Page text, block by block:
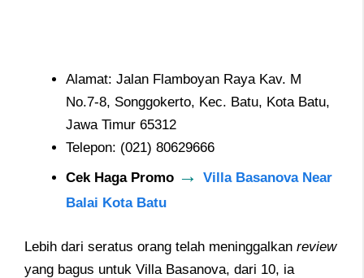
Alamat: Jalan Flamboyan Raya Kav. M
No.7-8, Songgokerto, Kec. Batu, Kota Batu,
Jawa Timur 65312
Telepon: (021) 80629666
Cek Haga Promo →
Villa Basanova Near
Balai Kota Batu
Lebih dari seratus orang telah meninggalkan review
yang bagus untuk Villa Basanova, dari 10, ia